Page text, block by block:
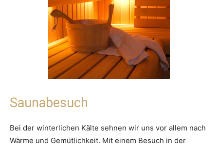
Saunabesuch
Bei der winterlichen Kälte sehnen wir uns vor allem nach
Wärme und Gemütlichkeit. Mit einem Besuch in der